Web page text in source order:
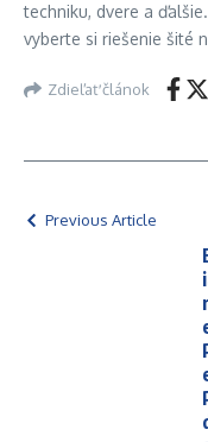
techniku, dvere a
vyberte si riešenie šité
Zdieľať článok
Previous Article